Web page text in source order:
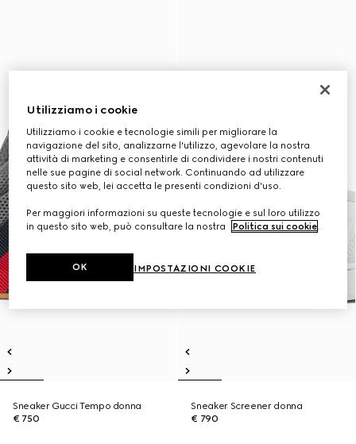
Sneaker Gucci Tempo donna
€ 750
Sneaker Screener donna
€ 790
Utilizziamo i cookie
Utilizziamo i cookie e tecnologie simili per migliorare la
navigazione del sito, analizzarne l'utilizzo, agevolare la nostra
attività di marketing e consentirle di condividere i nostri contenuti
nelle sue pagine di social network. Continuando ad utilizzare
questo sito web, lei accetta le presenti condizioni d'uso.
Per maggiori informazioni su queste tecnologie e sul loro utilizzo
in questo sito web, può consultare la nostra
Politica sui cookie.
IMPOSTAZIONI COOKIE
OK